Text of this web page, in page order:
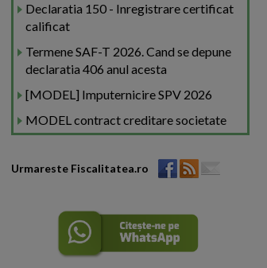
Declaratia 150 - Inregistrare certificat
calificat
Termene SAF-T 2026. Cand se depune
declaratia 406 anul acesta
[MODEL] Imputernicire SPV 2026
MODEL contract creditare societate
Urmareste Fiscalitatea.ro